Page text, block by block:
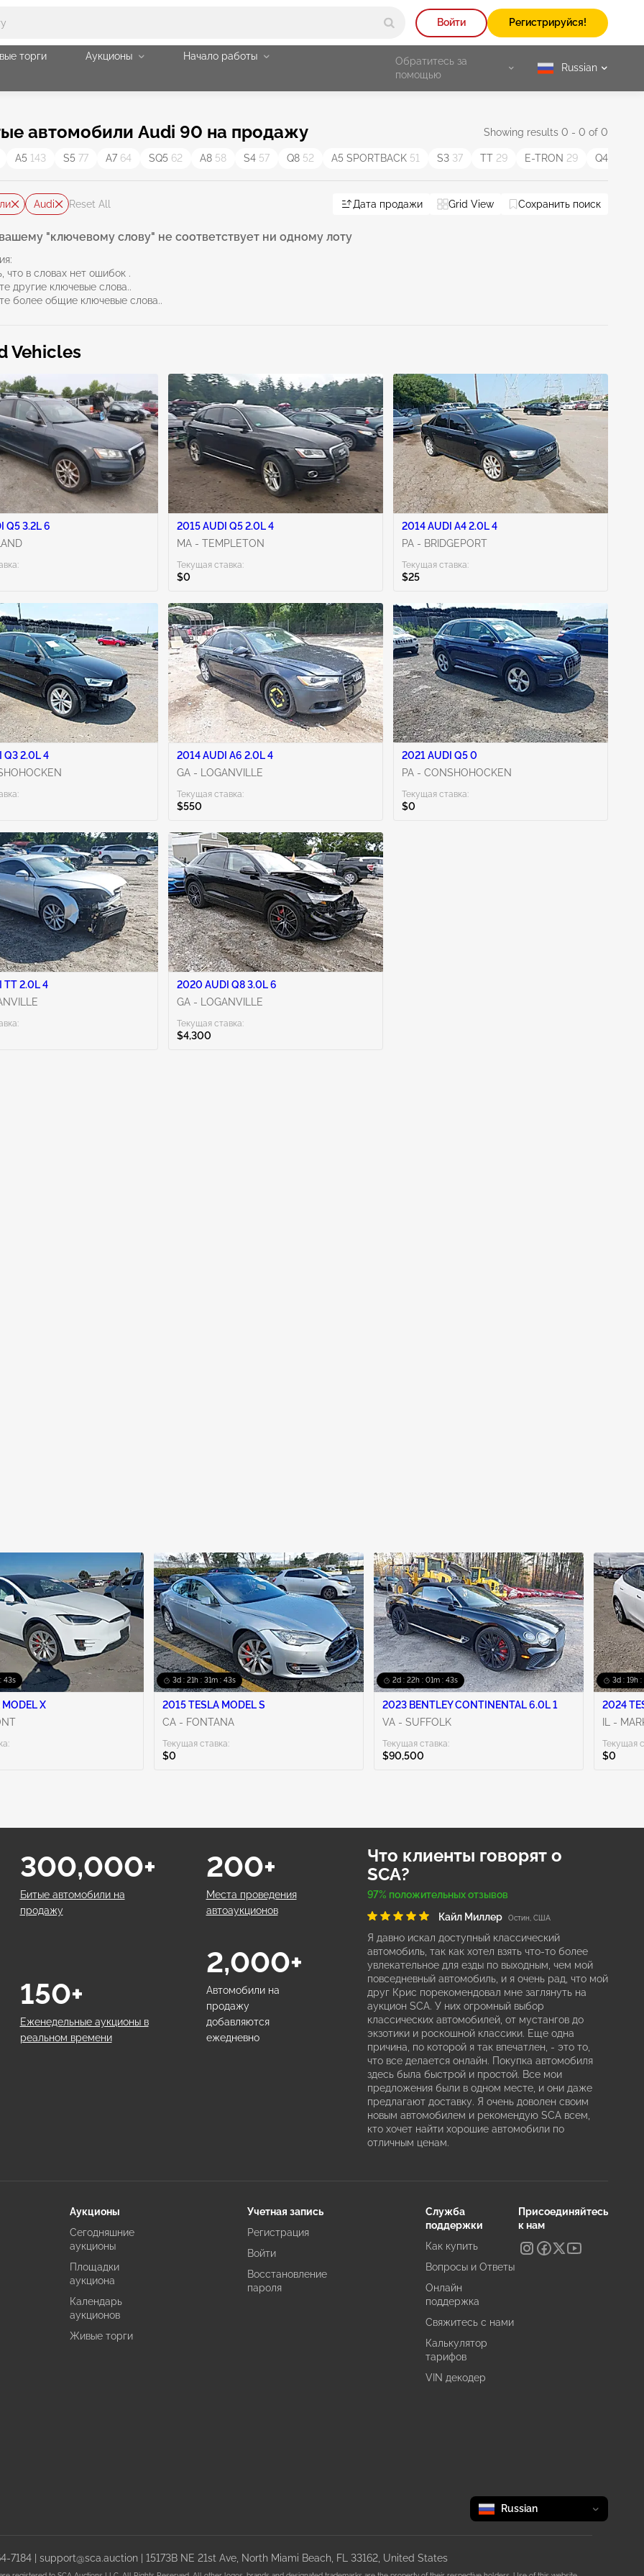
Войти Регистрируйся!
торги Аукционы
Начало работы
Обратитесь за
помощью
selected
Russian
автомобили Audi 90 на продажу Showing results 0 - 0 of 0
A5 143 S5 77 A7 64 SQ5 62 A8 58 S4 57 Q8 52 A5 SPORTBACK 51 S3 37 TT 29 E-TRON 29 Q4
Audi Reset All Дата продажи Grid View Сохранить поиск
"ключевому слову" не соответствует ни одному лоту
что в словах нет ошибок .
другие ключевые слова..
более общие ключевые слова..
Vehicles
Q5 3.2L 6
2015 AUDI Q5 2.0L 4
MA - TEMPLETON
Текущая ставка:
$0
2014 AUDI A4 2.0L 4
PA - BRIDGEPORT
Текущая ставка:
$25
Q3 2.0L 4
2014 AUDI A6 2.0L 4
GA - LOGANVILLE
Текущая ставка:
$550
2021 AUDI Q5 0
PA - CONSHOHOCKEN
Текущая ставка:
$0
TT 2.0L 4
2020 AUDI Q8 3.0L 6
GA - LOGANVILLE
Текущая ставка:
$4,300
42s
X
3d : 21h : 31m : 42s
2015 TESLA MODEL S
CA - FONTANA
Текущая ставка:
$0
2d : 22h : 01m : 42s
2023 BENTLEY CONTINENTAL 6.0L 1
VA - SUFFOLK
Текущая ставка:
$90,500
3d : 19h :
2024
IL -
Текущая
$0
Битые автомобили на
продажу
300,000+
Места проведения
автоаукционов
200+
Еженедельные аукционы в
реальном времени
150+
Автомобили на
продажу
добавляются
ежедневно
2,000+
Что клиенты говорят о
SCA?
97% положительных отзывов
Кайл Миллер
Остин, США
Я давно искал доступный классический
автомобиль, так как хотел взять что-то более
увлекательное для езды по выходным, чем мой
повседневный автомобиль, и я очень рад, что мой
друг Крис порекомендовал мне заглянуть на
аукцион SCA. У них огромный выбор
классических автомобилей, от мустангов до
экзотики и роскошной классики. Еще одна
причина, по которой я так впечатлен, - это то,
что все делается онлайн. Покупка автомобиля
здесь была быстрой и простой. Все мои
предложения были в одном месте, и они даже
предлагают доставку. Я очень доволен своим
новым автомобилем и рекомендую SCA всем,
кто хочет найти хорошие автомобили по
отличным ценам.
Аукционы
Сегодняшние
аукционы
Площадки
аукциона
Календарь
аукционов
Живые торги
Учетная запись
Регистрация
Войти
Восстановление
пароля
Служба
поддержки
Как купить
Вопросы и Ответы
Онлайн
поддержка
Свяжитесь с нами
Калькулятор
тарифов
VIN декодер
Присоединяйтесь
к нам
Change language
selected
Russian
7184 support@sca.auction | 15173B NE 21st Ave, North Miami Beach, FL 33162, United States